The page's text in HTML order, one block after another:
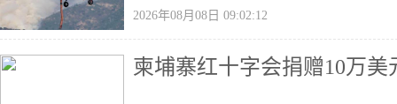
2026年08月08日 09:02:12
柬埔寨红十字会捐赠10万